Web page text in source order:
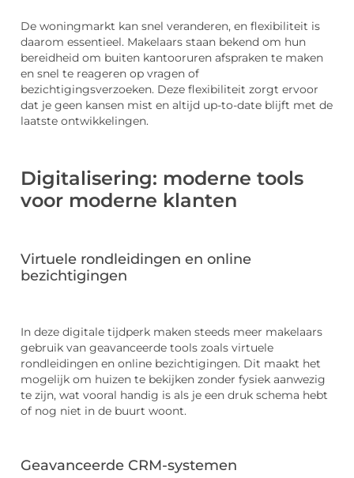
De woningmarkt kan snel veranderen, en flexibiliteit is
daarom essentieel. Makelaars staan bekend om hun
bereidheid om buiten kantooruren afspraken te maken
en snel te reageren op vragen of
bezichtigingsverzoeken. Deze flexibiliteit zorgt ervoor
dat je geen kansen mist en altijd up-to-date blijft met de
laatste ontwikkelingen.
Digitalisering: moderne tools
voor moderne klanten
Virtuele rondleidingen en online
bezichtigingen
In deze digitale tijdperk maken steeds meer makelaars
gebruik van geavanceerde tools zoals virtuele
rondleidingen en online bezichtigingen. Dit maakt het
mogelijk om huizen te bekijken zonder fysiek aanwezig
te zijn, wat vooral handig is als je een druk schema hebt
of nog niet in de buurt woont.
Geavanceerde CRM-systemen